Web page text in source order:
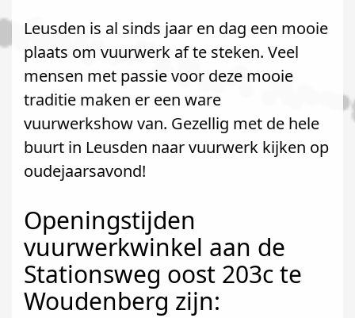
Leusden is al sinds jaar en dag een mooie
plaats om vuurwerk af te steken. Veel
mensen met passie voor deze mooie
traditie maken er een ware
vuurwerkshow van. Gezellig met de hele
buurt in Leusden naar vuurwerk kijken op
oudejaarsavond!
Openingstijden
vuurwerkwinkel aan de
Stationsweg oost 203c te
Woudenberg zijn: